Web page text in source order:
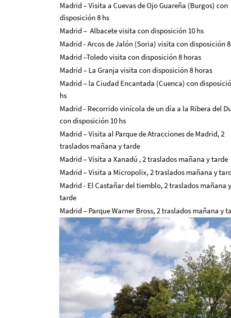
Madrid – Visita a Cuevas de Ojo Guareña (Burgos) con
disposición 8 hs
Madrid – Albacete visita con disposición 10 hs
Madrid - Arcos de Jalón (Soria) visita con disposición
Madrid –Toledo visita con disposición 8 horas
Madrid – La Granja visita con disposición 8 horas
Madrid – la Ciudad Encantada (Cuenca) con
hs
Madrid - Recorrido vinícola de un día a la Ribera del
con disposición 10 hs
Madrid – Visita al Parque de Atracciones de Madrid, 2
traslados mañana y tarde
Madrid – Visita a Xanadú , 2 traslados mañana y tarde
Madrid – Visita a Micropolix, 2 traslados mañana y
Madrid - El Castañar del tiemblo, 2 traslados mañana y
tarde
Madrid – Parque Warner Bross, 2 traslados mañana y